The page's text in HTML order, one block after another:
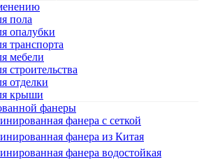
пола
опалубки
транспорта
мебели
строительства
отделки
крыши
фанеры
фанера с сеткой
фанера из Китая
фанера водостойкая